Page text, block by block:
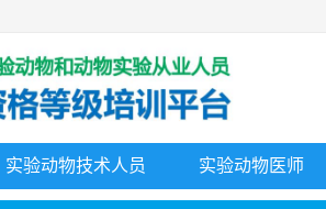
实验动物技术人员 实验动物医师